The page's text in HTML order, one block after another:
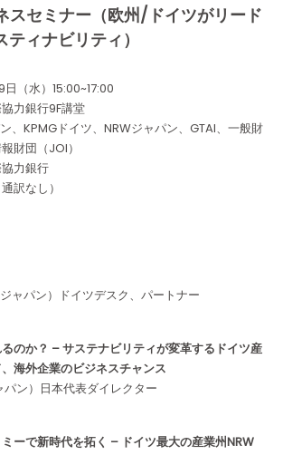
スセミナー（欧州/ドイツがリード
ィナビリティ）
（水）15:00~17:00
力銀行9F講堂
、KPMGドイツ、NRWジャパン、GTAI、一般財
財団（JOI）
力銀行
訳なし）
ャパン）ドイツデスク、パートナー
のか？ – サステナビリティが変革するドイツ産
海外企業のビジネスチャンス
ン）日本代表ダイレクター
ーで新時代を拓く – ドイツ最大の産業州NRW